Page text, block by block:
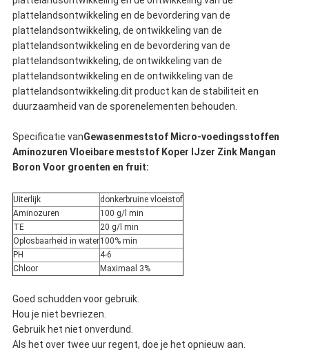
plattelandsontwikkeling en de bevordering van de
plattelandsontwikkeling, de ontwikkeling van de
plattelandsontwikkeling en de bevordering van de
plattelandsontwikkeling, de ontwikkeling van de
plattelandsontwikkeling en de ontwikkeling van de
plattelandsontwikkeling.dit product kan de stabiliteit en
duurzaamheid van de sporenelementen behouden.
Specificatie vanGewasenmeststof Micro-voedingsstoffen
Aminozuren Vloeibare meststof Koper IJzer Zink Mangan
Boron Voor groenten en fruit:
Uiterlijk
donkerbruine vloeistof
Aminozuren
100 g/l min
TE
20 g/l min
Oplosbaarheid in water100% min
PH
4-6
Chloor
Maximaal 3%
Goed schudden voor gebruik.
Hou je niet bevriezen.
Gebruik het niet onverdund.
Als het over twee uur regent, doe je het opnieuw aan.